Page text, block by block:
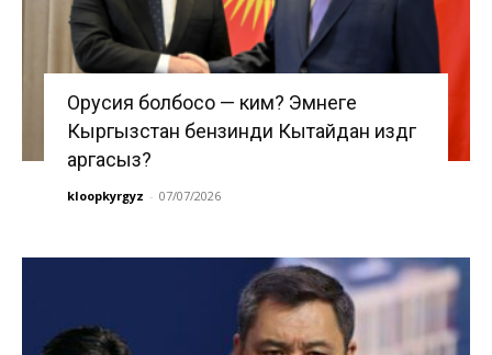
Орусия болбосо — ким? Эмнеге
Кыргызстан бензинди Кытайдан издөөгө
аргасыз?
kloopkyrgyz - 07/07/2026